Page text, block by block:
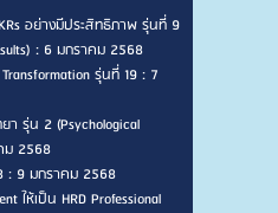
อย่างมีประสิทธิภาพ รุ่นที่ 9
: 6 มกราคม 2568
รุ่นที่ 19 : 7
รุ่น 2 (Psychological
ม 2568
: 9 มกราคม 2568
ให้เป็น HRD Professional